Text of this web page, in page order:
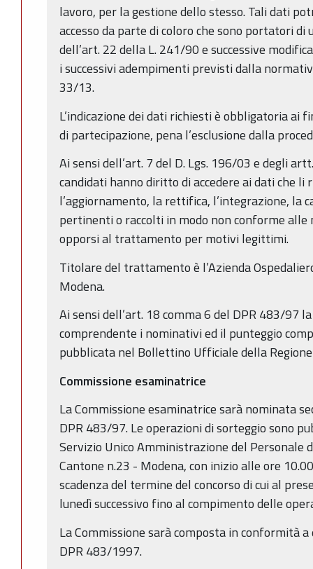
lavoro, per la gestione dello stesso. Tali dati
accesso da parte di coloro che sono portatori di
dell’art. 22 della L. 241/90 e successive
i successivi adempimenti previsti dalla
33/13.
L’indicazione dei dati richiesti è obbligatoria ai
di partecipazione, pena l’esclusione dalla
Ai sensi dell’art. 7 del D. Lgs. 196/03 e degli
candidati hanno diritto di accedere ai dati che li
l’aggiornamento, la rettifica, l’integrazione, la
pertinenti o raccolti in modo non conforme alle
opporsi al trattamento per motivi legittimi.
Titolare del trattamento è l’Azienda
Modena.
Ai sensi dell’art. 18 comma 6 del DPR 483/97
comprendente i nominativi ed il punteggio
pubblicata nel Bollettino Ufficiale della
Commissione esaminatrice
La Commissione esaminatrice sarà nominata
DPR 483/97. Le operazioni di sorteggio sono
Servizio Unico Amministrazione del Personale
Cantone n.23 - Modena, con inizio alle ore
scadenza del termine del concorso di cui al
lunedì successivo fino al compimento delle
La Commissione sarà composta in conformità
DPR 483/1997.